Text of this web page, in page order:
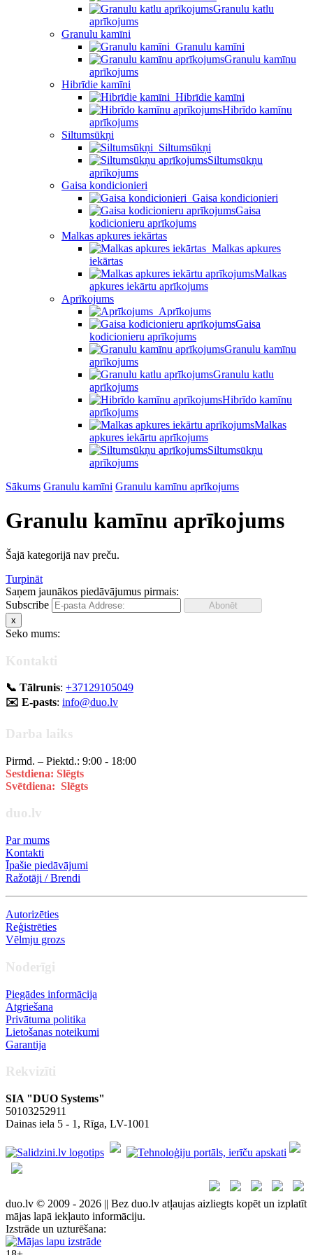
Granulu katlu
aprīkojums
Granulu kamīni
Granulu kamīni
Granulu kamīnu
aprīkojums
Hibrīdie kamīni
Hibrīdie kamīni
Hibrīdo kamīnu
aprīkojums
Siltumsūkņi
Siltumsūkņi
Siltumsūkņu
aprīkojums
Gaisa kondicionieri
Gaisa kondicionieri
Gaisa
kodicionieru aprīkojums
Malkas apkures iekārtas
Malkas apkures
iekārtas
Malkas
apkures iekārtu aprīkojums
Aprīkojums
Aprīkojums
Gaisa
kodicionieru aprīkojums
Granulu kamīnu
aprīkojums
Granulu katlu
aprīkojums
Hibrīdo kamīnu
aprīkojums
Malkas
apkures iekārtu aprīkojums
Siltumsūkņu
aprīkojums
Sākums Granulu kamīni Granulu kamīnu aprīkojums
Granulu kamīnu aprīkojums
Šajā kategorijā nav preču.
Turpināt
Saņem jaunākos piedāvājumus pirmais:
Subscribe
x
Seko mums:
Kontakti
📞 Tālrunis: +37129105049
✉️ E-pasts: info@duo.lv
Darba laiks
Pirmd. – Piektd.: 9:00 - 18:00
Sestdiena: Slēgts
Svētdiena: Slēgts
duo.lv
Par mums
Kontakti
Īpašie piedāvājumi
Ražotāji / Brendi
Autorizēties
Reģistrēties
Vēlmju grozs
Noderīgi
Piegādes informācija
Atgriešana
Privātuma politika
Lietošanas noteikumi
Garantija
Rekvizīti
SIA "DUO Systems"
50103252911
Dainas iela 5 - 1, Rīga, LV-1001
duo.lv © 2009 - 2026 || Bez duo.lv atļaujas aizliegts kopēt un izplatīt
mājas lapā iekļauto informāciju.
Izstrāde un uzturēšana: